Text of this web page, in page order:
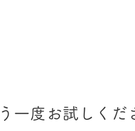
一度お試しくだ